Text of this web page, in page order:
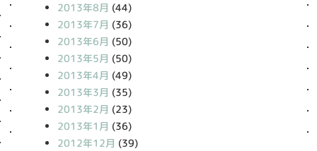
2013年8月 (44)
2013年7月 (36)
2013年6月 (50)
2013年5月 (50)
2013年4月 (49)
2013年3月 (35)
2013年2月 (23)
2013年1月 (36)
2012年12月 (39)